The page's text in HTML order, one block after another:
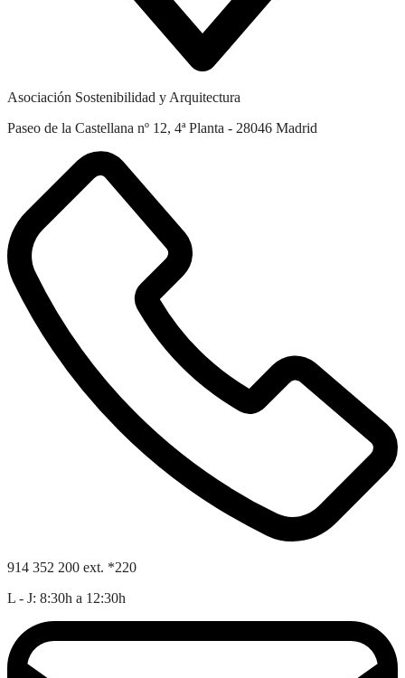
Asociación Sostenibilidad y Arquitectura
Paseo de la Castellana nº 12, 4ª Planta - 28046 Madrid
914 352 200 ext. *220
L - J: 8:30h a 12:30h